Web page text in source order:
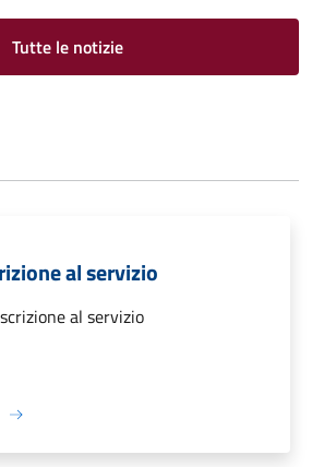
Tutte le notizie
al servizio
al servizio